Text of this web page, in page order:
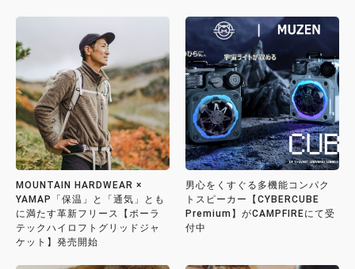
MOUNTAIN HARDWEAR ×
YAMAP「保温」と「通気」とも
に満たす革新フリース【ポーラ
テックハイロフトグリッドジャ
ケット】発売開始
男心をくすぐる多機能コンパク
トスピーカー【CYBERCUBE
Premium】がCAMPFIREにて受
付中